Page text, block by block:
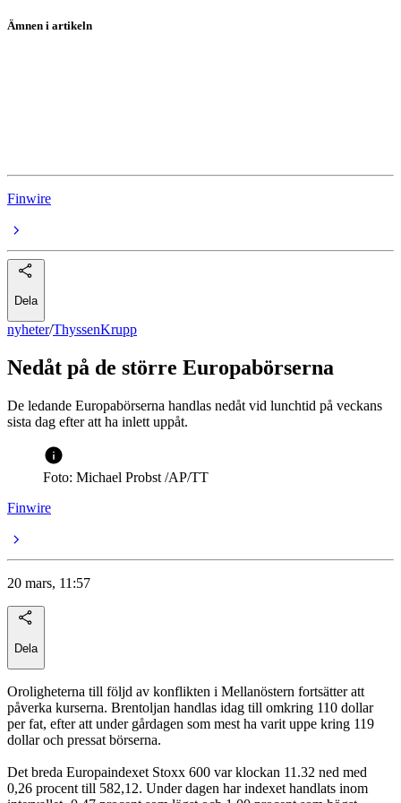
Ämnen i artikeln
Finwire
Dela
nyheter/ThyssenKrupp
Nedåt på de större Europabörserna
De ledande Europabörserna handlas nedåt vid lunchtid på veckans
sista dag efter att ha inlett uppåt.
Foto: Michael Probst /AP/TT
Finwire
20 mars, 11:57
Dela
Oroligheterna till följd av konflikten i Mellanöstern fortsätter att
påverka kurserna. Brentoljan handlas idag till omkring 110 dollar
per fat, efter att under gårdagen som mest ha varit uppe kring 119
dollar och pressat börserna.
Det breda Europaindexet Stoxx 600 var klockan 11.32 ned med
0,26 procent till 582,12. Under dagen har indexet handlats inom